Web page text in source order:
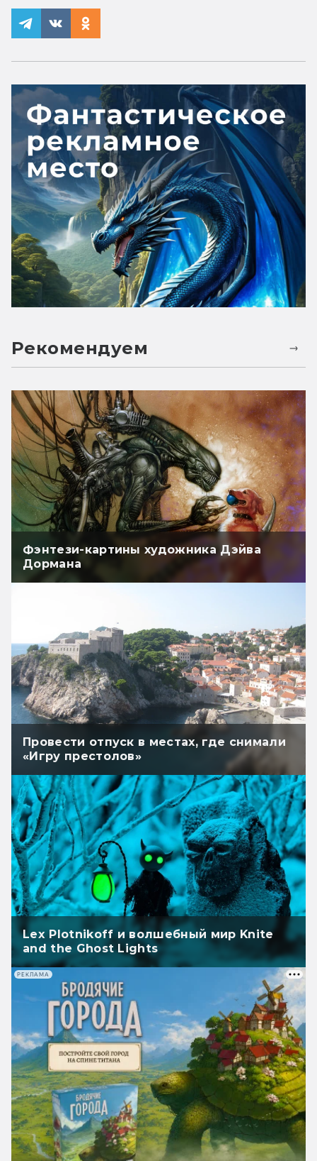
Рекомендуем
Фэнтези-картины художника Дэйва
Дормана
Провести отпуск в местах, где снимали
«Игру престолов»
Lex Plotnikoff и волшебный мир Knite
and the Ghost Lights
РЕКЛАМА